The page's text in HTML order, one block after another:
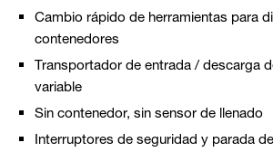
Cambio rápido de herramientas para
contenedores
Transportador de entrada / descarga
variable
Sin contenedor, sin sensor de llenado
Interruptores de seguridad y parada